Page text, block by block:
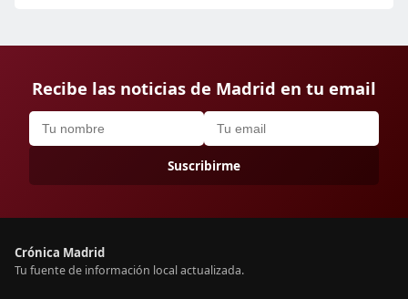
Recibe las noticias de Madrid en tu email
Suscribirme
Crónica Madrid
Tu fuente de información local actualizada.